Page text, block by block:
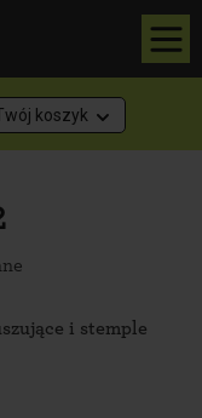
koszyk
i stemple